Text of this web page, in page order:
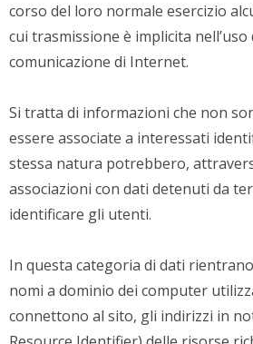
corso del loro normale esercizio
cui trasmissione è implicita
comunicazione di Internet.
Si tratta di informazioni che non
essere associate a interessati
stessa natura potrebbero,
associazioni con dati detenuti da
identificare gli utenti.
In questa categoria di dati
nomi a dominio dei computer
connettono al sito, gli indirizzi in